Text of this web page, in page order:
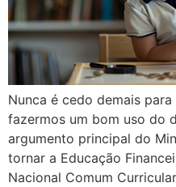
Nunca é cedo demais
fazermos um bom uso do
argumento principal do
tornar a Educação
Nacional Comum